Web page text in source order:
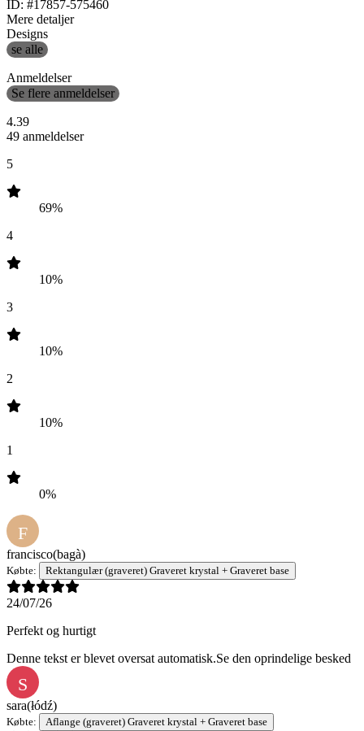
ID: #17857-575460
Mere detaljer
Designs
se alle
Anmeldelser
Se flere anmeldelser
4.39
49 anmeldelser
5
69%
4
10%
3
10%
2
10%
1
0%
F
francisco(bagà)
Købte: Rektangulær (graveret) Graveret krystal + Graveret base
24/07/26
Perfekt og hurtigt
Denne tekst er blevet oversat automatisk.Se den oprindelige besked
S
sara(łódź)
Købte: Aflange (graveret) Graveret krystal + Graveret base